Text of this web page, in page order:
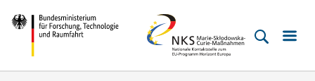
Direkt
zum
Inhalt
(Eingabetaste)
Direkt
zum
Hauptmenu
(Eingabetaste)
Direkt
zur
Suche
(Eingabetaste)
Direkt
zur
Fußleiste
(Enter)
Bundesministerium
NKS
MSC